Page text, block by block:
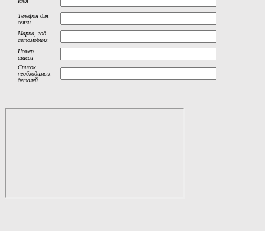
Телефон для
связи
Марка, год
автомобиля
Номер
шасси
Список
необходимых
деталей